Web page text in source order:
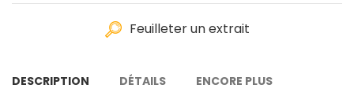
Feuilleter un extrait
DESCRIPTION DÉTAILS ENCORE PLUS